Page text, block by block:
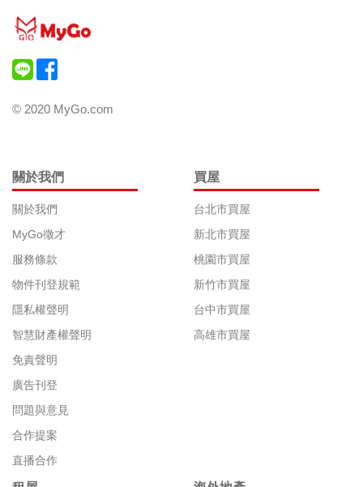
© 2020 MyGo.com
關於我們
關於我們
MyGo徵才
服務條款
物件刊登規範
隱私權聲明
智慧財產權聲明
免責聲明
廣告刊登
問題與意見
合作提案
直播合作
買屋
台北市買屋
新北市買屋
桃園市買屋
新竹市買屋
台中市買屋
高雄市買屋